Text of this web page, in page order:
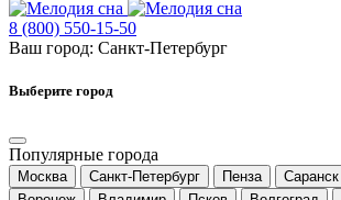
8 (800) 550-15-50
Ваш город: Санкт-Петербург
Выберите город
Популярные города
Москва Санкт-Петербург Пенза Саранск